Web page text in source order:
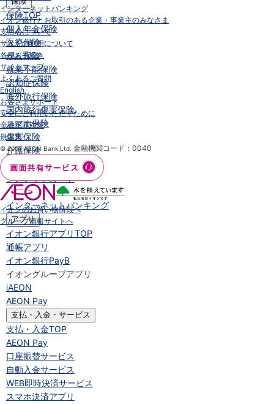
保険TOP
個人年金保険
医療保険
がん保険
就業不能保険
認知症保険
海外旅行保険
国内旅行傷害保険
スマホ保険
傷害保険
介護保険
カード
クレジットカード
デビットカード
インターネットバンキング
アプリ
イオン銀行アプリTOP
通帳アプリ
イオン銀行PayB
イオングループアプリ
iAEON
AEON Pay
支払・入金・サービス
支払・入金TOP
AEON Pay
口座振替サービス
自動入金サービス
WEB即時決済サービス
スマホ決済アプリ
インターネットバンキング
イオン銀行とお取引のある企業・事業主のみなさま
支店名について
サイトの利用について
各種お手続き
サイトマップ
よくあるご質問
English
お客さまサポート
安全にご利用いただくために
金融犯罪対策
規定集
© 2007 AEON Bank,Ltd. 金融機関コード：0040
イオンのお買い物情報へ
グループ情報サイトへ